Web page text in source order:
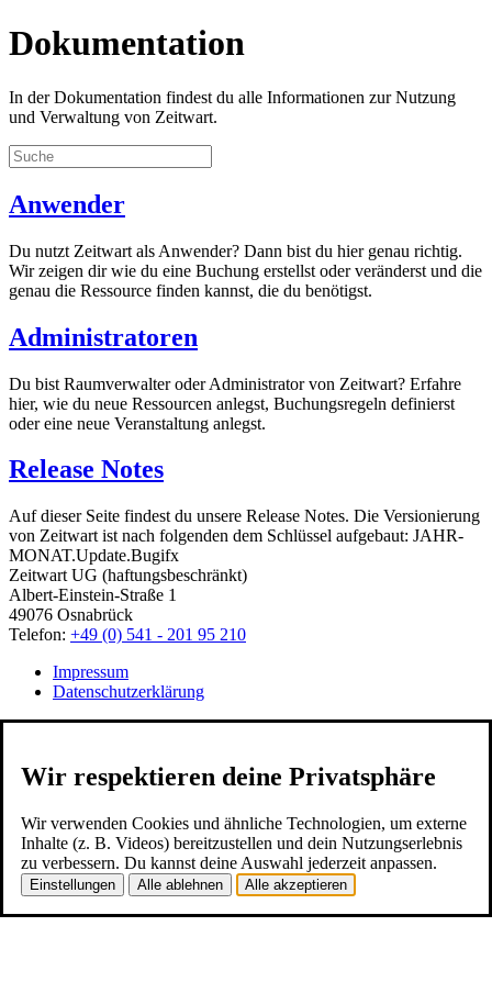
Dokumentation
In der Dokumentation findest du alle Informationen zur Nutzung
und Verwaltung von Zeitwart.
Anwender
Du nutzt Zeitwart als Anwender? Dann bist du hier genau richtig.
Wir zeigen dir wie du eine Buchung erstellst oder veränderst und die
genau die Ressource finden kannst, die du benötigst.
Administratoren
Du bist Raumverwalter oder Administrator von Zeitwart? Erfahre
hier, wie du neue Ressourcen anlegst, Buchungsregeln definierst
oder eine neue Veranstaltung anlegst.
Release Notes
Auf dieser Seite findest du unsere Release Notes. Die Versionierung
von Zeitwart ist nach folgenden dem Schlüssel aufgebaut: JAHR-
MONAT.Update.Bugifx
Zeitwart UG (haftungsbeschränkt)
Albert-Einstein-Straße 1
49076 Osnabrück
Telefon: +49 (0) 541 - 201 95 210
Impressum
Datenschutzerklärung
Wir respektieren deine Privatsphäre
Wir verwenden Cookies und ähnliche Technologien, um externe
Inhalte (z. B. Videos) bereitzustellen und dein Nutzungserlebnis
zu verbessern. Du kannst deine Auswahl jederzeit anpassen.
Einstellungen Alle ablehnen Alle akzeptieren